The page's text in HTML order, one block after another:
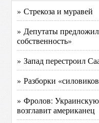
» Стрекоза и муравей
» Депутаты
собственность»
» Запад перестроил
» Разборки
» Фролов:
возглавит американец